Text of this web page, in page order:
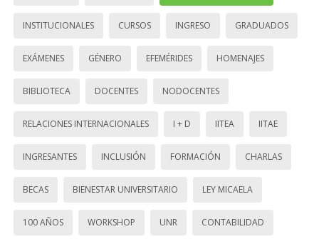
INSTITUCIONALES CURSOS INGRESO GRADUADOS
EXÁMENES GÉNERO EFEMÉRIDES HOMENAJES
BIBLIOTECA DOCENTES NODOCENTES
RELACIONES INTERNACIONALES I + D IITEA IITAE
INGRESANTES INCLUSIÓN FORMACIÓN CHARLAS
BECAS BIENESTAR UNIVERSITARIO LEY MICAELA
100 AÑOS WORKSHOP UNR CONTABILIDAD